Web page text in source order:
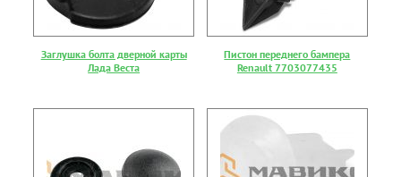
Заглушка болта дверной карты
Лада Веста
Пистон переднего бампера
Renault 7703077435